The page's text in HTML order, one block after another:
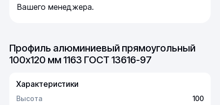
Вашего менеджера.
Профиль алюминиевый прямоугольный
100х120 мм 1163 ГОСТ 13616-97
Характеристики
Высота
100